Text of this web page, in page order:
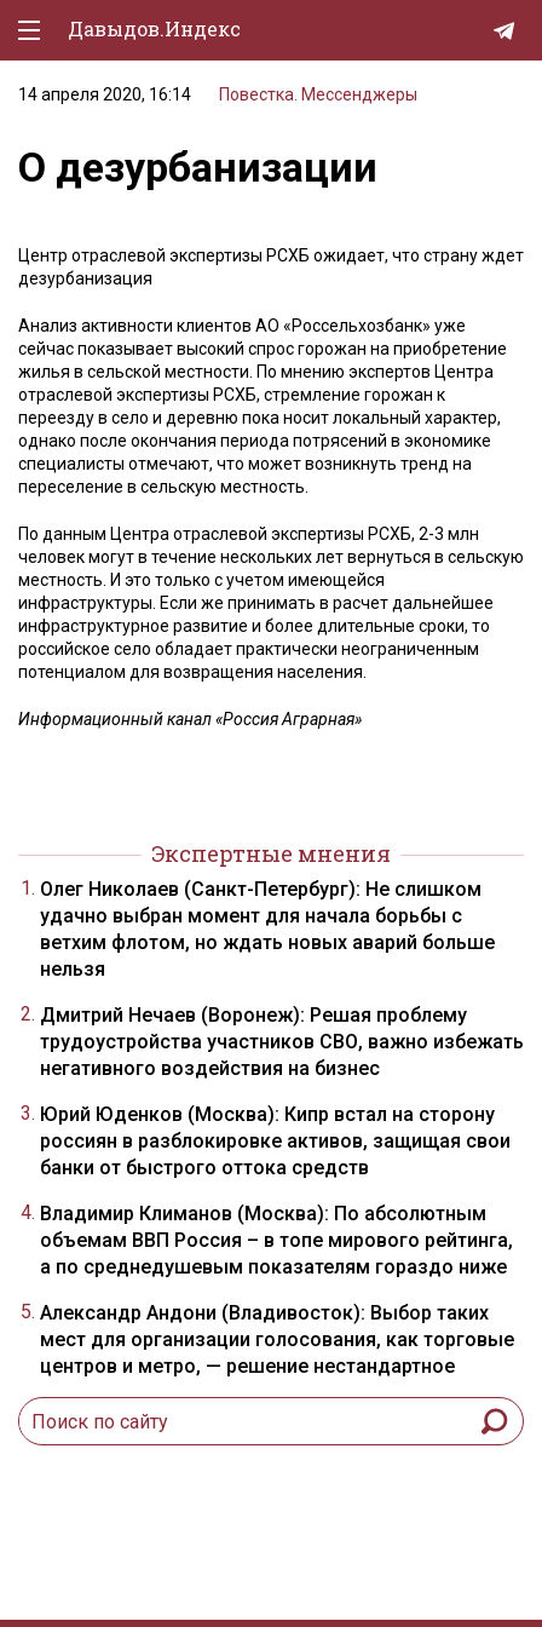
Давыдов.Индекс
Политическая жизнь
Экономика
Образование
Культура
Lifestyle
Мурзилка
14 апреля 2020, 16:14 Повестка. Мессенджеры
О дезурбанизации
Центр отраслевой экспертизы РСХБ ожидает, что страну ждет
дезурбанизация
Анализ активности клиентов АО «Россельхозбанк» уже
сейчас показывает высокий спрос горожан на приобретение
жилья в сельской местности. По мнению экспертов Центра
отраслевой экспертизы РСХБ, стремление горожан к
переезду в село и деревню пока носит локальный характер,
однако после окончания периода потрясений в экономике
специалисты отмечают, что может возникнуть тренд на
переселение в сельскую местность.
По данным Центра отраслевой экспертизы РСХБ, 2-3 млн
человек могут в течение нескольких лет вернуться в сельскую
местность. И это только с учетом имеющейся
инфраструктуры. Если же принимать в расчет дальнейшее
инфраструктурное развитие и более длительные сроки, то
российское село обладает практически неограниченным
потенциалом для возвращения населения.
Информационный канал «Россия Аграрная»
Экспертные мнения
Олег Николаев (Санкт-Петербург): Не слишком
удачно выбран момент для начала борьбы с
ветхим флотом, но ждать новых аварий больше
нельзя
Дмитрий Нечаев (Воронеж): Решая проблему
трудоустройства участников СВО, важно избежать
негативного воздействия на бизнес
Юрий Юденков (Москва): Кипр встал на сторону
россиян в разблокировке активов, защищая свои
банки от быстрого оттока средств
Владимир Климанов (Москва): По абсолютным
объемам ВВП Россия – в топе мирового рейтинга,
а по среднедушевым показателям гораздо ниже
Александр Андони (Владивосток): Выбор таких
мест для организации голосования, как торговые
центров и метро, — решение нестандартное